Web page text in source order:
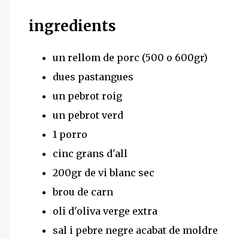
ingredients
un rellom de porc (500 o 600gr)
dues pastangues
un pebrot roig
un pebrot verd
1 porro
cinc grans d'all
200gr de vi blanc sec
brou de carn
oli d'oliva verge extra
sal i pebre negre acabat de moldre